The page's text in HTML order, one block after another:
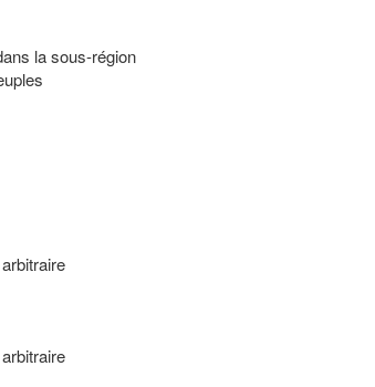
la sous-région